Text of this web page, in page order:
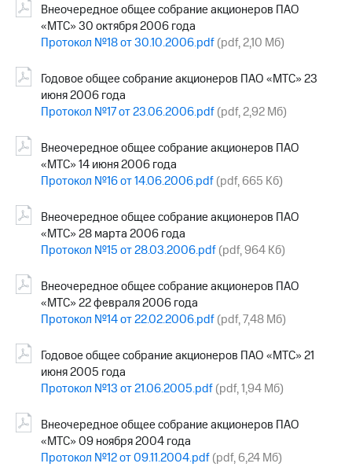
Внеочередное общее собрание акционеров ПАО
«МТС» 30 октября 2006 года
Протокол №18 от 30.10.2006.pdf(pdf, 2,10 Мб)
Годовое общее собрание акционеров ПАО «МТС» 23
июня 2006 года
Протокол №17 от 23.06.2006.pdf(pdf, 2,92 Мб)
Внеочередное общее собрание акционеров ПАО
«МТС» 14 июня 2006 года
Протокол №16 от 14.06.2006.pdf(pdf, 665 Кб)
Внеочередное общее собрание акционеров ПАО
«МТС» 28 марта 2006 года
Протокол №15 от 28.03.2006.pdf(pdf, 964 Кб)
Внеочередное общее собрание акционеров ПАО
«МТС» 22 февраля 2006 года
Протокол №14 от 22.02.2006.pdf(pdf, 7,48 Мб)
Годовое общее собрание акционеров ПАО «МТС» 21
июня 2005 года
Протокол №13 от 21.06.2005.pdf(pdf, 1,94 Мб)
Внеочередное общее собрание акционеров ПАО
«МТС» 09 ноября 2004 года
Протокол №12 от 09.11.2004.pdf(pdf, 6,24 Мб)